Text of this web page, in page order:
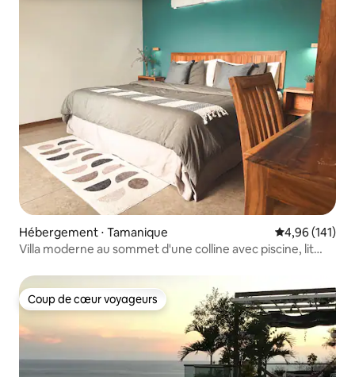
Hébergement ⋅ Tamanique Évaluation
4,96 (141)
Villa moderne au sommet d'une colline avec piscine, lit
4 personnes
Coup de cœur voyageurs
Coup de cœur voyageurs